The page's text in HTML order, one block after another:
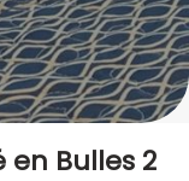
Bulles 2